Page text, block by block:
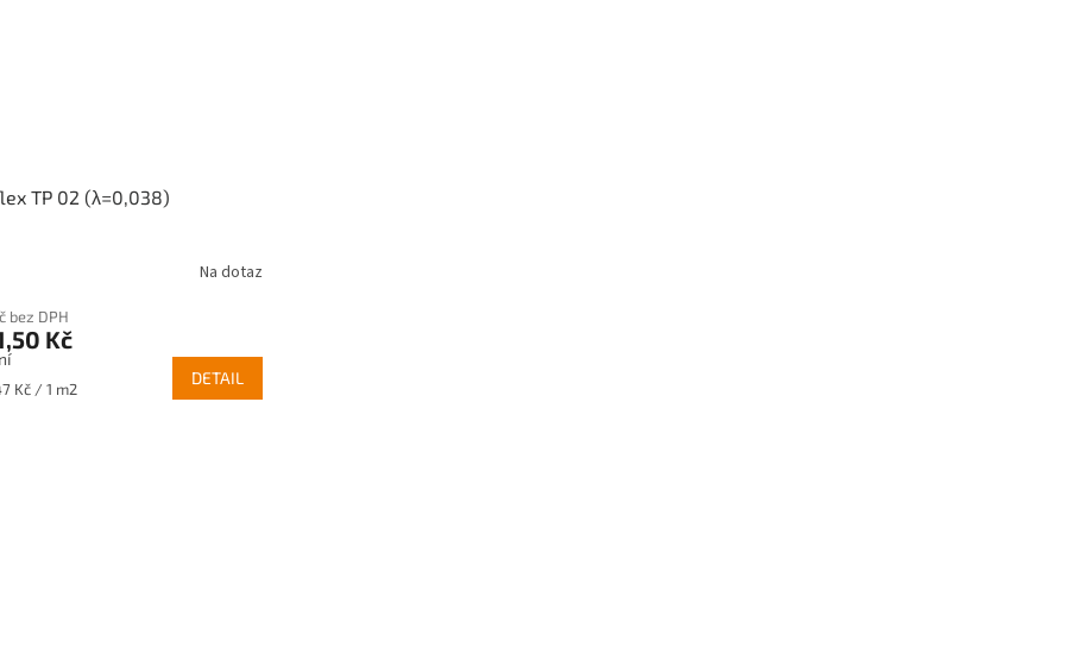
TP 02 (λ=0,038)
Na dotaz
bez DPH
Kč
Kč / 1 m2
DETAIL